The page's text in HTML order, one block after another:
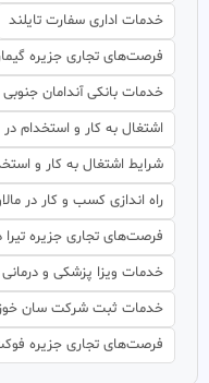
خدمات اداری سفارت تایلند
فرصت‌های تجاری جزیره
خدمات بانکی آندامان جنوبی
اشتغال به کار و استخدام
شرایط اشتغال به کار و
راه اندازی کسب و کار در
فرصت‌های تجاری جزیره تیرا
خدمات ویزا پزشکی و
خدمات ثبت شرکت سان
فرصت‌های تجاری جزیره